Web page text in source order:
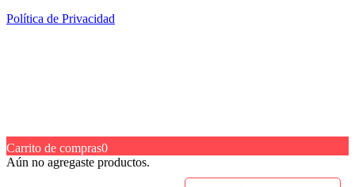
Política de Privacidad
Carrito de compras0
Aún no agregaste productos.